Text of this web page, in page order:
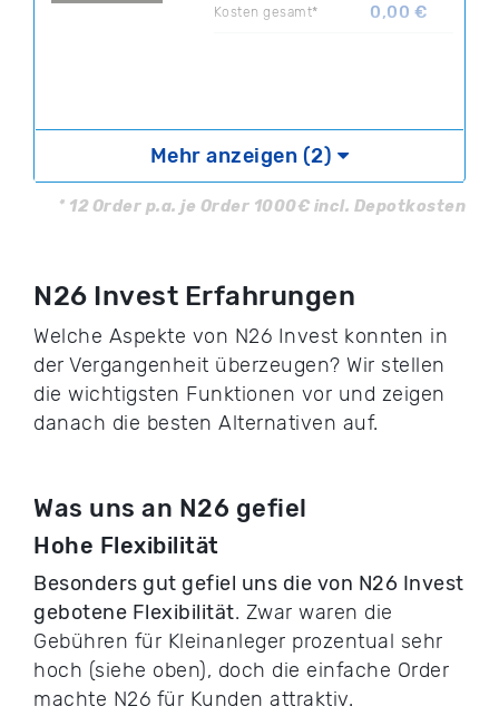
Kosten gesamt* 0,00 €
Ihr Kapital ist gefährdet.
Mehr anzeigen (2)
* 12 Order p.a. je Order 1000€ incl. Depotkosten
N26 Invest Erfahrungen
Welche Aspekte von N26 Invest konnten in
der Vergangenheit überzeugen? Wir stellen
die wichtigsten Funktionen vor und zeigen
danach die besten Alternativen auf.
Was uns an N26 gefiel
Hohe Flexibilität
Besonders gut gefiel uns die von N26 Invest
gebotene Flexibilität. Zwar waren die
Gebühren für Kleinanleger prozentual sehr
hoch (siehe oben), doch die einfache Order
machte N26 für Kunden attraktiv.